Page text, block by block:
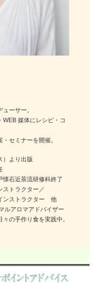
ーサー。
媒体にレシピ・コ
セミナーを開催。
）より出版
懐石近茶流研修科終了
ストラクター／
ンストラクター 他
ルアロマアドバイザー
の手作り食を実践中。